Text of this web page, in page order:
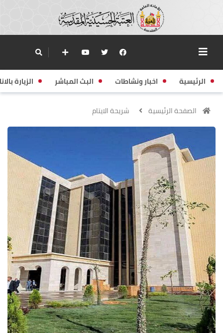
الرئيسية اخبار ونشاطات البث المباشر الزيارة
الصفحة الرئيسية شريحة الايتام